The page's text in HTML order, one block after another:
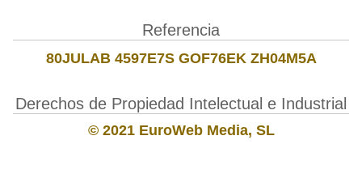
Referencia
80JULAB 4597E7S GOF76EK ZH04M5A
Derechos de Propiedad Intelectual e Industrial
© 2021 EuroWeb Media, SL